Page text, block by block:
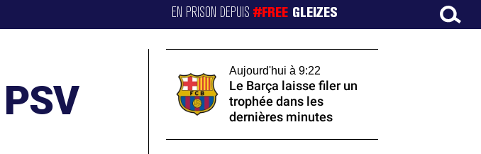
EN PRISON DEPUIS#FREE GLEIZES
Aujourd'hui à 9:22
Le Barça laisse filer un
trophée dans les
dernières minutes